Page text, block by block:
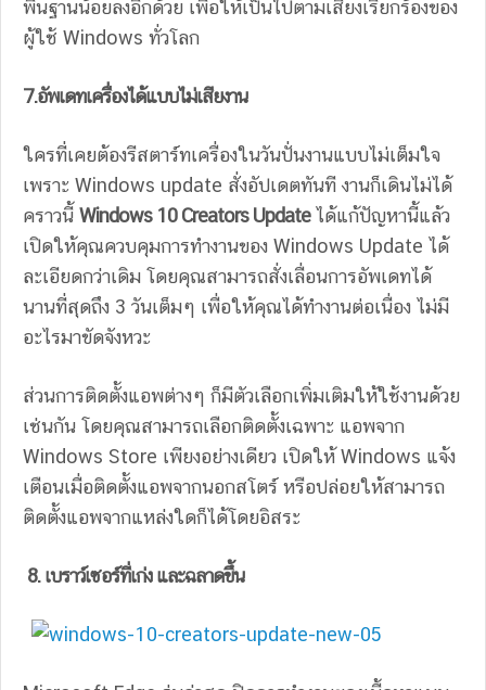
พื้นฐานน้อยลงอีกด้วย เพื่อให้เป็นไปตามเสียงเรียกร้องของ
ผู้ใช้ Windows ทั่วโลก
7.อัพเดทเครื่องได้แบบไม่เสียงาน
ใครที่เคยต้องรีสตาร์ทเครื่องในวันปั่นงานแบบไม่เต็มใจ
เพราะ Windows update สั่งอัปเดตทันที งานก็เดินไม่ได้
คราวนี้ Windows 10 Creators Updateได้แก้ปัญหานี้แล้ว
เปิดให้คุณควบคุมการทำงานของ Windows Update ได้
ละเอียดกว่าเดิม โดยคุณสามารถสั่งเลื่อนการอัพเดทได้
นานที่สุดถึง 3 วันเต็มๆ เพื่อให้คุณได้ทำงานต่อเนื่อง ไม่มี
อะไรมาขัดจังหวะ
ส่วนการติดตั้งแอพต่างๆ ก็มีตัวเลือกเพิ่มเติมให้ใช้งานด้วย
เช่นกัน โดยคุณสามารถเลือกติดตั้งเฉพาะ แอพจาก
Windows Store เพียงอย่างเดียว เปิดให้ Windows แจ้ง
เตือนเมื่อติดตั้งแอพจากนอกสโตร์ หรือปล่อยให้สามารถ
ติดตั้งแอพจากแหล่งใดก็ได้โดยอิสระ
8.เบราว์เซอร์ที่เก่ง และฉลาดขึ้น